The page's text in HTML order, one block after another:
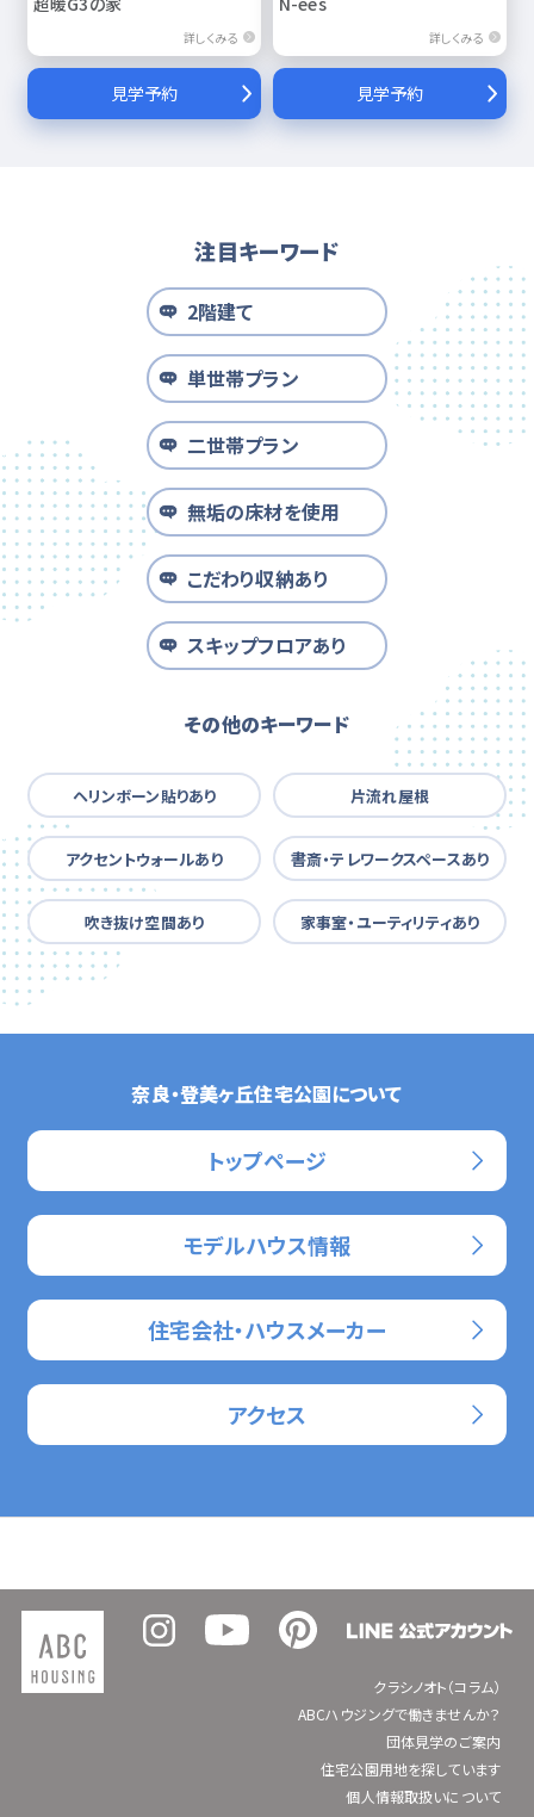
詳しくみる
見学予約
詳しくみる
見学予約
注目キーワード
2階建て
単世帯プラン
二世帯プラン
無垢の床材を使用
こだわり収納あり
スキップフロアあり
その他のキーワード
ヘリンボーン貼りあり 片流れ屋根
アクセントウォールあり 書斎・テレワークスペースあり
吹き抜け空間あり 家事室・ユーティリティあり
奈良・登美ヶ丘住宅公園について
トップページ
モデルハウス情報
住宅会社・ハウスメーカー
アクセス
クラシノオト（コラム）
ABCハウジングで働きませんか？
団体見学のご案内
住宅公園用地を探しています
個人情報取扱いについて